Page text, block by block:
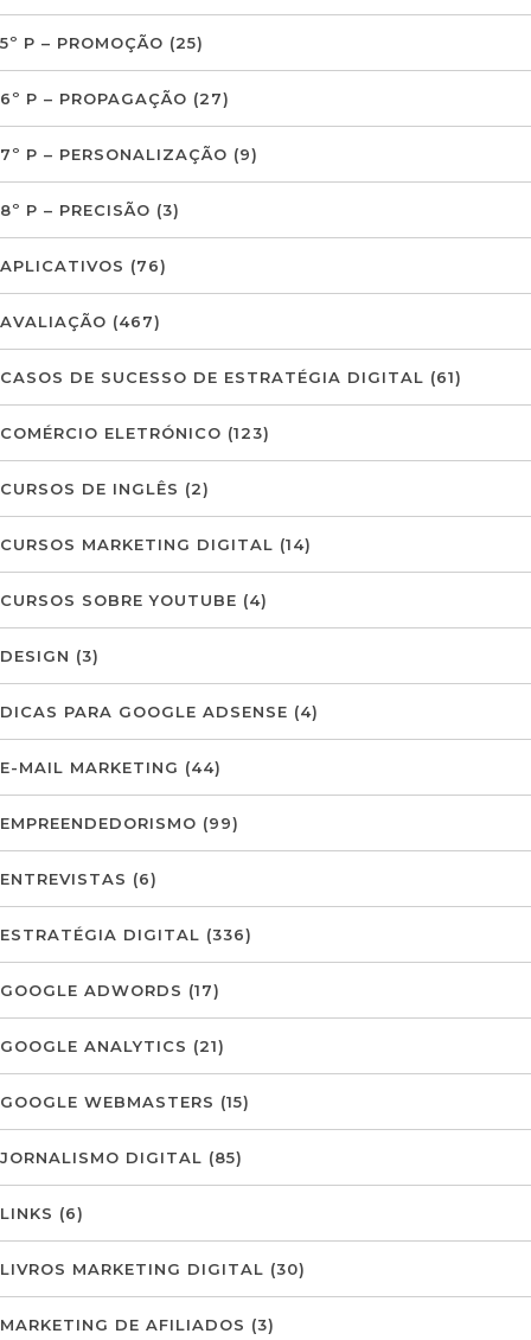
5º P – PROMOÇÃO (25)
6º P – PROPAGAÇÃO (27)
7º P – PERSONALIZAÇÃO (9)
8º P – PRECISÃO (3)
APLICATIVOS (76)
AVALIAÇÃO (467)
CASOS DE SUCESSO DE ESTRATÉGIA DIGITAL (61)
COMÉRCIO ELETRÓNICO (123)
CURSOS DE INGLÊS (2)
CURSOS MARKETING DIGITAL (14)
CURSOS SOBRE YOUTUBE (4)
DESIGN (3)
DICAS PARA GOOGLE ADSENSE (4)
E-MAIL MARKETING (44)
EMPREENDEDORISMO (99)
ENTREVISTAS (6)
ESTRATÉGIA DIGITAL (336)
GOOGLE ADWORDS (17)
GOOGLE ANALYTICS (21)
GOOGLE WEBMASTERS (15)
JORNALISMO DIGITAL (85)
LINKS (6)
LIVROS MARKETING DIGITAL (30)
MARKETING DE AFILIADOS (3)